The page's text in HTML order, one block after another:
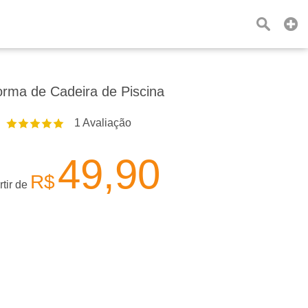
de Cadeira de Piscina
1 Avaliação
de R$49,90